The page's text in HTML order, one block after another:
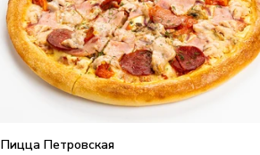
Пицца Петровская